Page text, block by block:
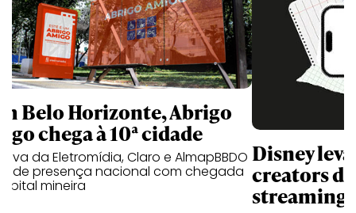
Belo Horizonte, Abrigo
chega à 10ª cidade
da Eletromídia, Claro e AlmapBBDO
presença nacional com chegada
mineira
Disney
creators
streaming